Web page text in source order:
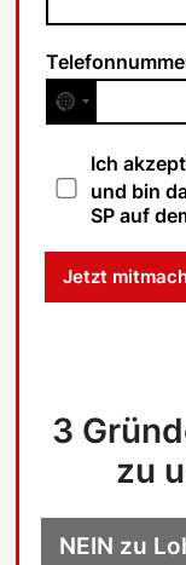
n
c
C
c
Ich
und bin
SP auf
Jetzt
3
zu
NEIN zu